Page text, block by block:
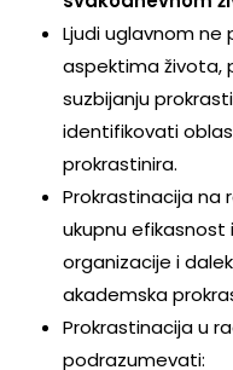
Ljudi uglavnom ne
aspektima života,
suzbijanju
identifikovati
prokrastinira.
Prokrastinacija
ukupnu
organizacije i
akademska
Prokrastinacija u
podrazumevati: